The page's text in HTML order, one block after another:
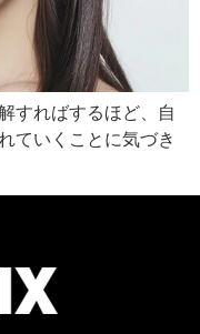
すればするほど、自
ていくことに気づき